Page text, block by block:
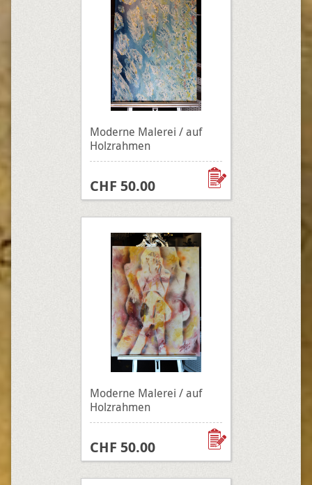
Moderne Malerei / auf
Holzrahmen
CHF 50.00
Moderne Malerei / auf
Holzrahmen
CHF 50.00